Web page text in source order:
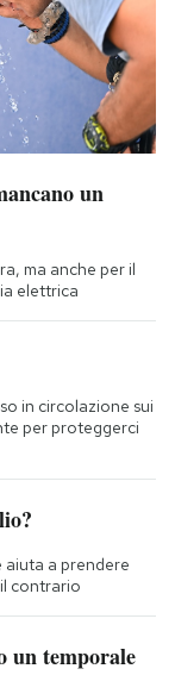
un
ma anche per il
elettrica
in circolazione sui
per proteggerci
aiuta a prendere
contrario
un temporale